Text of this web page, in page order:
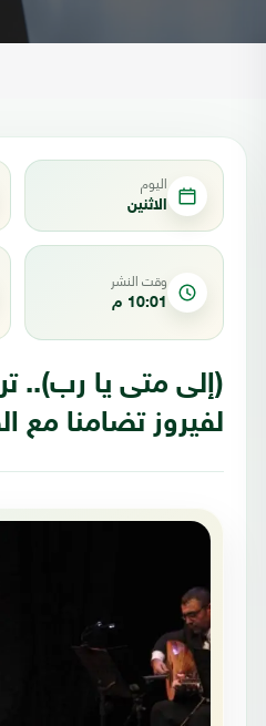
اليوم
الاثنين
وقت النشر
10:01 م
(إلى متى يا رب)..
لفيروز تضامنا مع